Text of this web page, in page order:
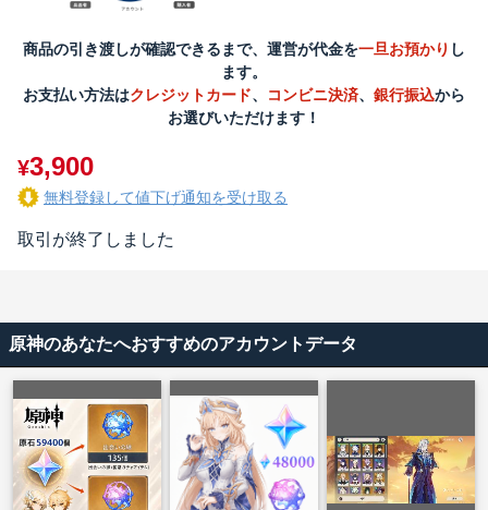
商品の引き渡しが確認できるまで、運営が代金を一旦お預かり し
ます。
お支払い方法はクレジットカード、 コンビニ決済、 銀行振込から
お選びいただけます！
¥3,900
無料登録して値下げ通知を受け取る
取引が終了しました
原神のあなたへおすすめのアカウントデータ